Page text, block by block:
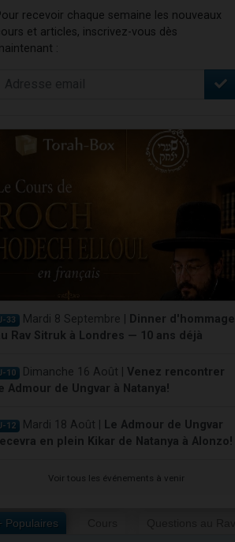
recevoir chaque semaine les nouveaux
et articles, inscrivez-vous dès
:
33 Mardi 8 Septembre |
Dinner d'hommage
Rav Sitruk à Londres — 10 ans déjà
10 Dimanche 16 Août | Venez rencontrer
Admour de Ungvar à Natanya!
12 Mardi 18 Août |
Le Admour de Ungvar
en plein Kikar de Natanya à Alonzo!
Voir tous les événements à venir
Populaires